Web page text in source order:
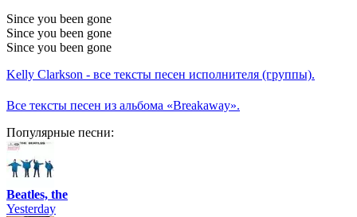
Since you been gone
Since you been gone
Since you been gone
Kelly Clarkson - все тексты песен исполнителя (группы).
Все тексты песен из альбома «Breakaway».
Популярные песни:
Beatles, the
Yesterday